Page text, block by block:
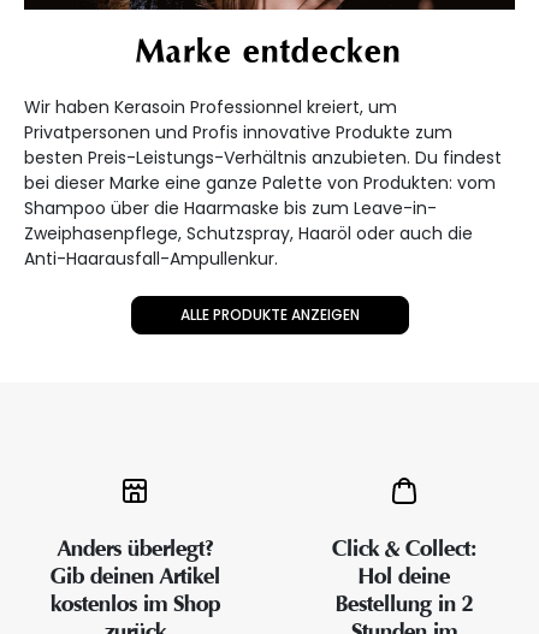
Marke entdecken
Wir haben Kerasoin Professionnel kreiert, um
Privatpersonen und Profis innovative Produkte zum
besten Preis-Leistungs-Verhältnis anzubieten. Du findest
bei dieser Marke eine ganze Palette von Produkten: vom
Shampoo über die Haarmaske bis zum Leave-in-
Zweiphasenpflege, Schutzspray, Haaröl oder auch die
Anti-Haarausfall-Ampullenkur.
ALLE PRODUKTE ANZEIGEN
Anders überlegt?
Gib deinen Artikel
kostenlos im Shop
Click & Collect:
Hol deine
Bestellung in 2